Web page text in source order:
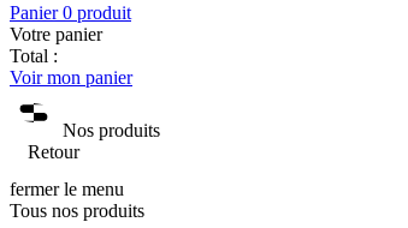
Panier 0 produit
Votre panier
Total :
Voir mon panier
Nos produits
Retour
fermer le menu
Tous nos produits